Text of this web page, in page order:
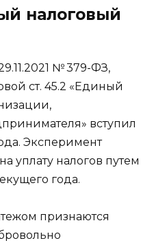
налоговый
№ 379-ФЗ,
ст. 45.2 «Единый
вступил
Эксперимент
уплату налогов путем
года.
признаются